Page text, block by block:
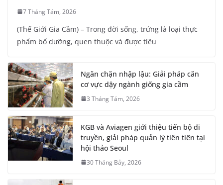
7 Tháng Tám, 2026
(Thế Giới Gia Cầm) – Trong đời sống, trứng là loại thực
phẩm bổ dưỡng, quen thuộc và được tiêu
Ngăn chặn nhập lậu: Giải pháp căn
cơ vực dậy ngành giống gia cầm
3 Tháng Tám, 2026
KGB và Aviagen giới thiệu tiến bộ di
truyền, giải pháp quản lý tiên tiến tại
hội thảo Seoul
30 Tháng Bảy, 2026